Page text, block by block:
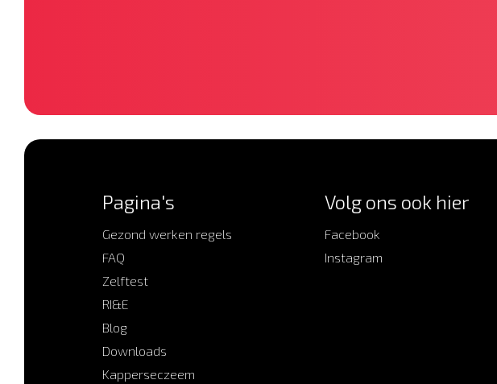
Pagina's
Gezond werken regels
FAQ
Zelftest
RI&E
Blog
Downloads
Kapperseczeem
Volg ons ook hier
Facebook
Instagram